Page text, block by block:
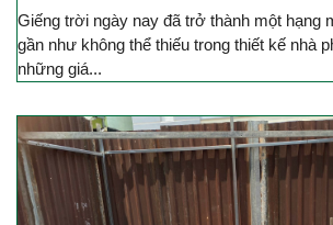
Giếng trời ngày nay đã trở thành một hạng
gần như không thể thiếu trong thiết kế nhà
những giá...